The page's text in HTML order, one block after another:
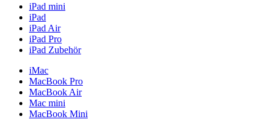
iPad mini
iPad
iPad Air
iPad Pro
iPad Zubehör
iMac
MacBook Pro
MacBook Air
Mac mini
MacBook Mini